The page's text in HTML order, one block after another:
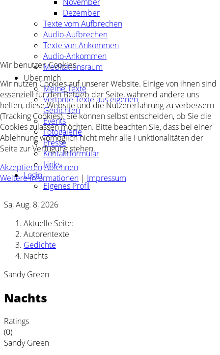
November
Dezember
Texte vom Aufbrechen
Audio-Aufbrechen
Texte von Ankommen
Audio-Ankommen
Meditationsraum
Über mich
Meine Texte
Vertonte Texte aus eigenen
Gedichten
Events
Fotogalerie
Presse
Kontaktformular
Links
Login
Eigenes Profil
Sa, Aug. 8, 2026
Aktuelle Seite:
Autorentexte
Gedichte
Nachts
Sandy Green
Nachts
Ratings
(0)
Sandy Green
Wir benutzen Cookies
Wir nutzen Cookies auf unserer Website. Einige von ihnen sind
essenziell für den Betrieb der Seite, während andere uns
helfen, diese Website und die Nutzererfahrung zu verbessern
(Tracking Cookies). Sie können selbst entscheiden, ob Sie die
Cookies zulassen möchten. Bitte beachten Sie, dass bei einer
Ablehnung womöglich nicht mehr alle Funktionalitäten der
Seite zur Verfügung stehen.
AkzeptierenAblehnen
Weitere Informationen | Impressum